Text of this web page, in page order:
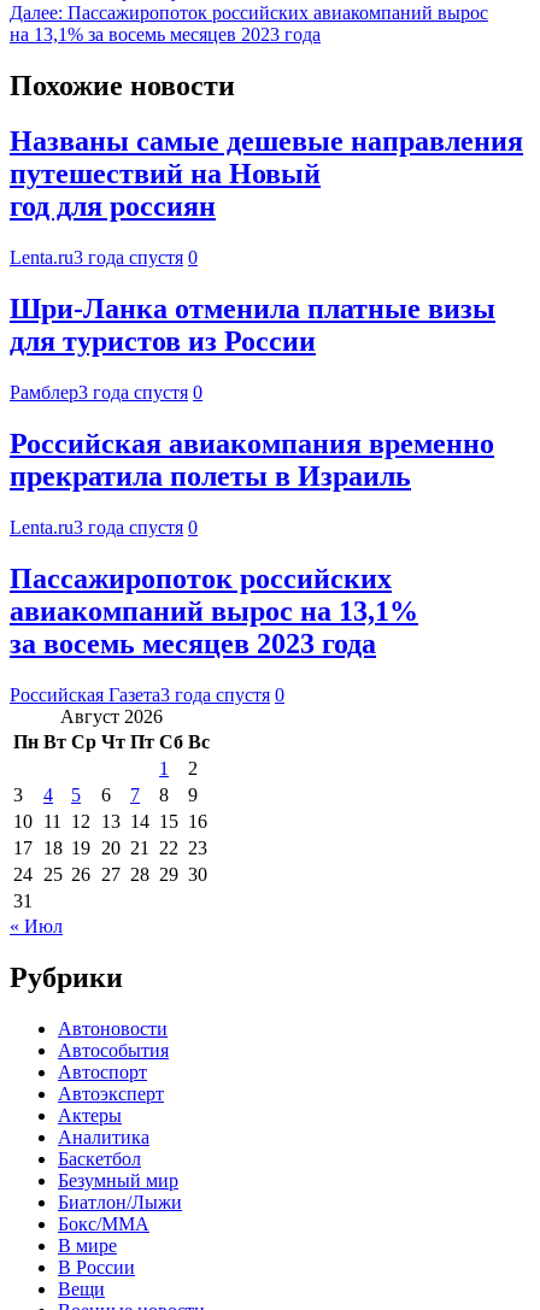
Далее: Пассажиропоток российских авиакомпаний вырос
на 13,1% за восемь месяцев 2023 года
Похожие новости
Названы самые дешевые направления
путешествий на Новый
год для россиян
Lenta.ru3 года спустя 0
Шри-Ланка отменила платные визы
для туристов из России
Рамблер3 года спустя 0
Российская авиакомпания временно
прекратила полеты в Израиль
Lenta.ru3 года спустя 0
Пассажиропоток российских
авиакомпаний вырос на 13,1%
за восемь месяцев 2023 года
Российская Газета3 года спустя 0
Август 2026
Пн Вт Ср Чт Пт Сб Вс
1
2
3
4 5 6 7 8
9
10 11 12 13 14 15 16
17 18 19 20 21 22 23
24 25 26 27 28 29 30
31
« Июл
Рубрики
Автоновости
Автособытия
Автоспорт
Автоэксперт
Актеры
Аналитика
Баскетбол
Безумный мир
Биатлон/Лыжи
Бокс/MMA
В мире
В России
Вещи